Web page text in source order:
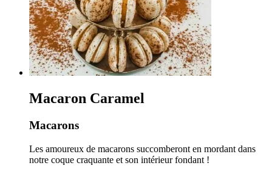
Macaron Caramel
Macarons
Les amoureux de macarons succomberont en mordant dans
notre coque craquante et son intérieur fondant !